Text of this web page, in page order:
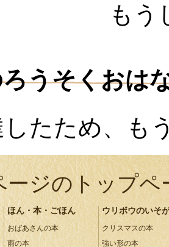
もう
うそくおは
したため、も
ージのトップペ
ほん・本・ごほん
おばあさんの本
雨の本
ウリボウのいそ
クリスマスの本
強い形の本